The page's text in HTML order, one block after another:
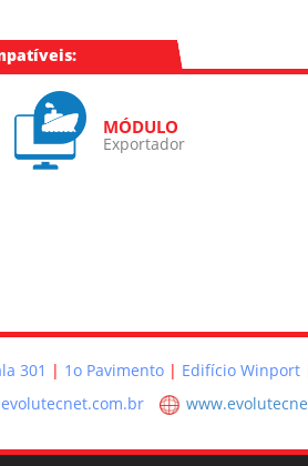
Exportador
301 1o Pavimento Edifício Winport